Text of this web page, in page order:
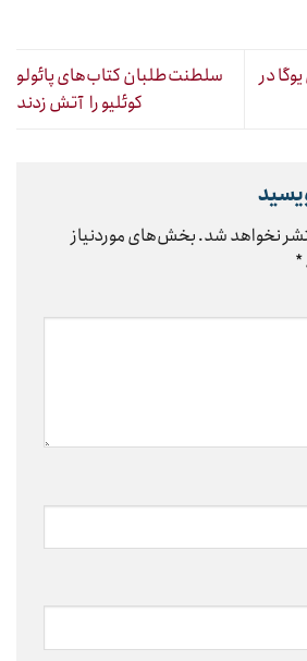
در
سلطنت‌طلبان کتاب‌‌های پائولو
کوئلیو را آتش زدند
نخواهد شد.بخش‌های موردنیاز
*